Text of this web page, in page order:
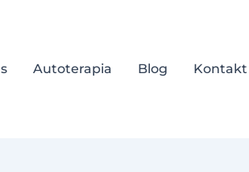
Autoterapia Blog Kontakt